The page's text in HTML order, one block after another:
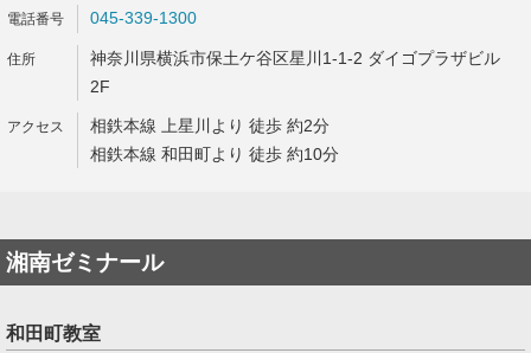
045-339-1300
神奈川県横浜市保土ケ谷区星川1-1-2 ダイゴプラザビル
2F
相鉄本線 上星川より 徒歩 約2分
相鉄本線 和田町より 徒歩 約10分
湘南ゼミナール
和田町教室